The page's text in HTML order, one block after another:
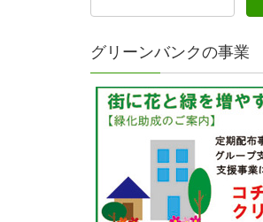
グリーンバンクの事業